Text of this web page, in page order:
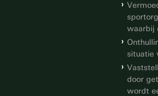
waarbij
situatie
door
wordt